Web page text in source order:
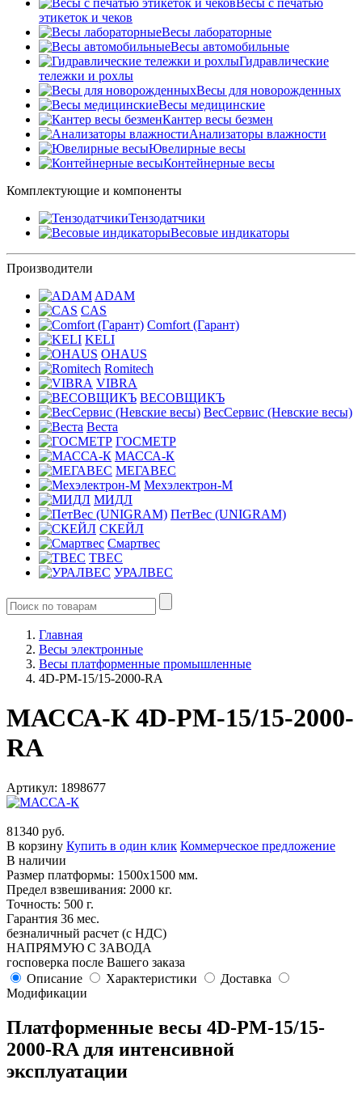
Весы c печатью
этикеток и чеков
Весы лабораторные
Весы автомобильные
Гидравлические
тележки и рохлы
Весы для новорожденных
Весы медицинские
Кантер весы безмен
Анализаторы влажности
Ювелирные весы
Контейнерные весы
Комплектующие и компоненты
Тензодатчики
Весовые индикаторы
Производители
ADAM
CAS
Comfort (Гарант)
KELI
OHAUS
Romitech
VIBRA
ВЕСОВЩИКЪ
ВесСервис (Невские весы)
Веста
ГОСМЕТР
МАССА-К
МЕГАВЕС
Мехэлектрон-М
МИДЛ
ПетВес (UNIGRAM)
СКЕЙЛ
Смартвес
ТВЕС
УРАЛВЕС
Главная
Весы электронные
Весы платформенные промышленные
4D-PM-15/15-2000-RA
МАССА-К 4D-PM-15/15-2000-
RA
Артикул: 1898677
81340 руб.
В корзину Купить в один клик Коммерческое предложение
В наличии
Размер платформы: 1500х1500 мм.
Предел взвешивания: 2000 кг.
Точность: 500 г.
Гарантия 36 мес.
безналичный расчет (с НДС)
НАПРЯМУЮ С ЗАВОДА
госповерка после Вашего заказа
Описание
Характеристики
Доставка
Модификации
Платформенные весы 4D-PM-15/15-
2000-RA для интенсивной
эксплуатации